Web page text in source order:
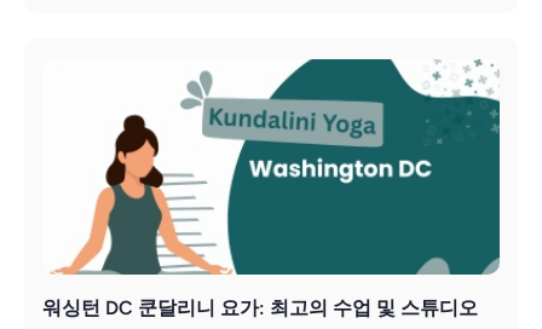
워싱턴 DC 쿤달리니 요가: 최고의 수업 및 스튜디오